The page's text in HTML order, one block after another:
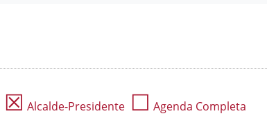
☒ Alcalde-Presidente ☐ Agenda Completa